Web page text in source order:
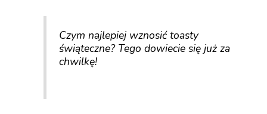
Czym najlepiej wznosić toasty
świąteczne? Tego dowiecie się już za
chwilkę!